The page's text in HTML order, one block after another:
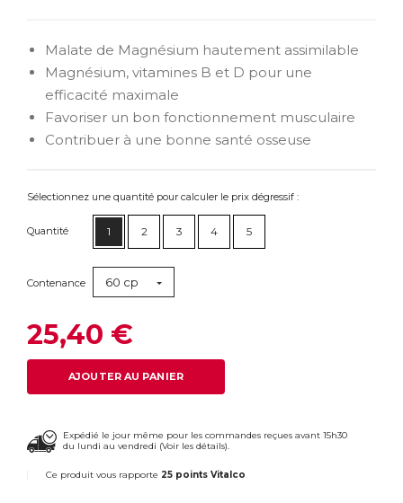
Malate de Magnésium hautement assimilable
Magnésium, vitamines B et D pour une
efficacité maximale
Favoriser un bon fonctionnement musculaire
Contribuer à une bonne santé osseuse
Sélectionnez une quantité pour calculer le prix dégressif :
Quantité 1 2 3 4 5
Contenance 60 cp
25,40 €
AJOUTER AU PANIER
Expédié le jour même pour les commandes reçues avant 15h30
du lundi au vendredi (Voir les détails).
Ce produit vous rapporte 25 points Vitalco